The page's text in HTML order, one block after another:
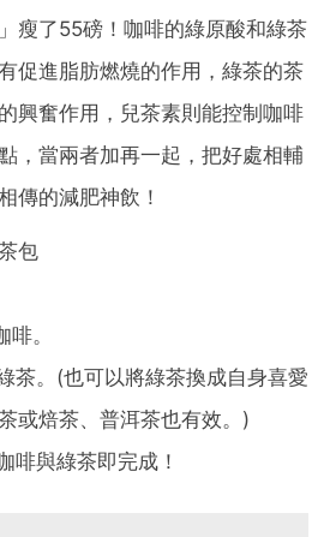
瘦了55磅！咖啡的綠原酸和綠茶
促進脂肪燃燒的作用，綠茶的茶
興奮作用，兒茶素則能控制咖啡
，當兩者加再一起，把好處相輔
傳的減肥神飲！
包
。
茶。(也可以將綠茶換成自身喜愛
或焙茶、普洱茶也有效。)
啡與綠茶即完成！